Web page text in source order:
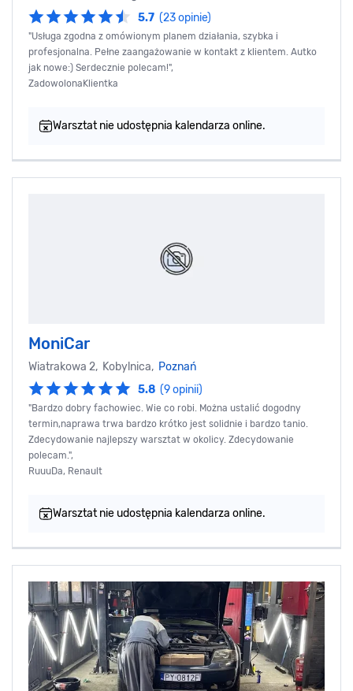
5.7 (23 opinie)
"Usługa zgodna z omówionym planem działania, szybka i
profesjonalna. Pełne zaangażowanie w kontakt z klientem. Autko
jak nowe:) Serdecznie polecam!",
ZadowolonaKlientka
Warsztat nie udostępnia kalendarza online.
MoniCar
Wiatrakowa 2, Kobylnica, Poznań
5.8 (9 opinii)
"Bardzo dobry fachowiec. Wie co robi. Można ustalić dogodny
termin,naprawa trwa bardzo krótko jest solidnie i bardzo tanio.
Zdecydowanie najlepszy warsztat w okolicy. Zdecydowanie
polecam.",
RuuuDa, Renault
Warsztat nie udostępnia kalendarza online.